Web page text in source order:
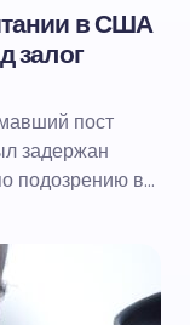
в США
залог
пост
задержан
подозрению в…